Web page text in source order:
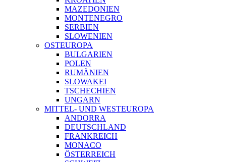
MAZEDONIEN
MONTENEGRO
SERBIEN
SLOWENIEN
OSTEUROPA
BULGARIEN
POLEN
RUMÄNIEN
SLOWAKEI
TSCHECHIEN
UNGARN
MITTEL- UND WESTEUROPA
ANDORRA
DEUTSCHLAND
FRANKREICH
MONACO
ÖSTERREICH